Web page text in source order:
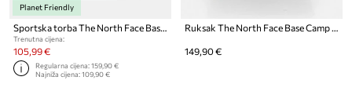
Planet Friendly
Sportska torba The North Face Base Camp Duffel - S
Trenutna cijena:
105,99 €
Regularna cijena:159,90 €
Najniža cijena:109,90 €
Ruksak The North Face Base Camp Fuse Box
149,90 €